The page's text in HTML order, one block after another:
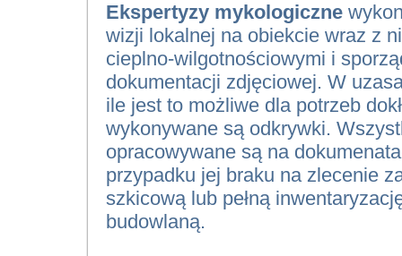
Ekspertyzy mykologiczne
wizji lokalnej na obiekcie wraz z
cieplno-wilgotnościowymi i
dokumentacji zdjęciowej. W
ile jest to możliwe dla potrzeb
wykonywane są odkrywki.
opracowywane są na
przypadku jej braku na zlecenie
szkicową lub pełną
budowlaną.